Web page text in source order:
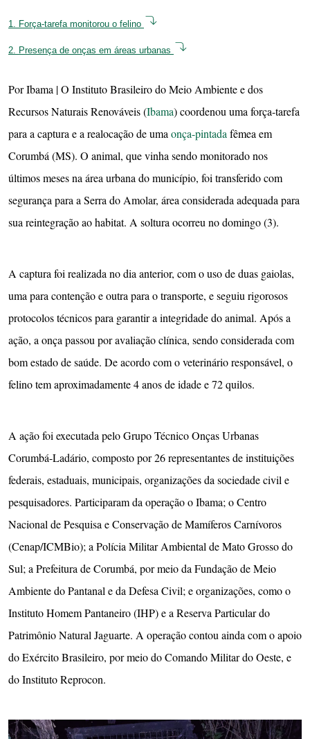
1. Força-tarefa monitorou o felino
2. Presença de onças em áreas urbanas
Por Ibama | O Instituto Brasileiro do Meio Ambiente e dos
Recursos Naturais Renováveis (Ibama) coordenou uma força-tarefa
para a captura e a realocação de uma onça-pintada fêmea em
Corumbá (MS). O animal, que vinha sendo monitorado nos
últimos meses na área urbana do município, foi transferido com
segurança para a Serra do Amolar, área considerada adequada para
sua reintegração ao habitat. A soltura ocorreu no domingo (3).
A captura foi realizada no dia anterior, com o uso de duas gaiolas,
uma para contenção e outra para o transporte, e seguiu rigorosos
protocolos técnicos para garantir a integridade do animal. Após a
ação, a onça passou por avaliação clínica, sendo considerada com
bom estado de saúde. De acordo com o veterinário responsável, o
felino tem aproximadamente 4 anos de idade e 72 quilos.
A ação foi executada pelo Grupo Técnico Onças Urbanas
Corumbá-Ladário, composto por 26 representantes de instituições
federais, estaduais, municipais, organizações da sociedade civil e
pesquisadores. Participaram da operação o Ibama; o Centro
Nacional de Pesquisa e Conservação de Mamíferos Carnívoros
(Cenap/ICMBio); a Polícia Militar Ambiental de Mato Grosso do
Sul; a Prefeitura de Corumbá, por meio da Fundação de Meio
Ambiente do Pantanal e da Defesa Civil; e organizações, como o
Instituto Homem Pantaneiro (IHP) e a Reserva Particular do
Patrimônio Natural Jaguarte. A operação contou ainda com o apoio
do Exército Brasileiro, por meio do Comando Militar do Oeste, e
do Instituto Reprocon.